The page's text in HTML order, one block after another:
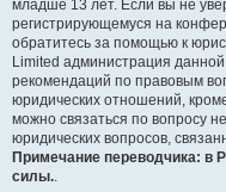
младше 13 лет. Если вы не
регистрирующемуся на
обратитесь за помощью к
Limited администрация
рекомендаций по правовым
юридических отношений,
можно связаться по вопросу
юридических вопросов,
Примечание переводчика: в
силы..